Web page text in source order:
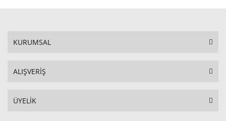
KURUMSAL
ALIŞVERİŞ
ÜYELİK